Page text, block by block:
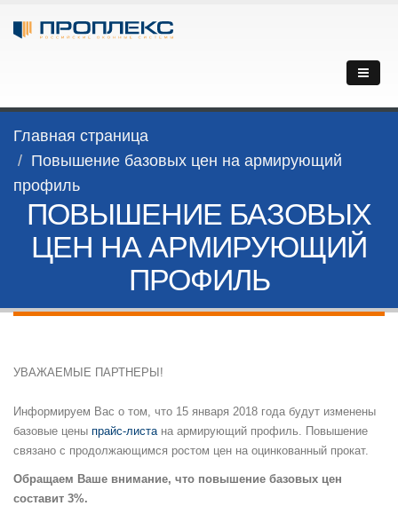
Главная страница
Повышение базовых цен на армирующий
профиль
ПОВЫШЕНИЕ БАЗОВЫХ
ЦЕН НА АРМИРУЮЩИЙ
ПРОФИЛЬ
УВАЖАЕМЫЕ ПАРТНЕРЫ!
Информируем Вас о том, что 15 января 2018 года будут изменены
базовые цены прайс-листана армирующий профиль. Повышение
связано с продолжающимся ростом цен на оцинкованный прокат.
Обращаем Ваше внимание, что повышение базовых цен
составит 3%.